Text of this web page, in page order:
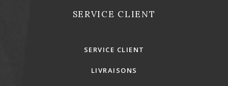
SERVICE CLIENT
SERVICE CLIENT
LIVRAISONS